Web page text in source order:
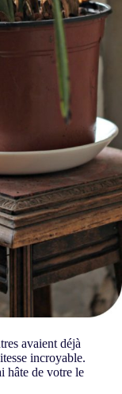
avaient déjà
incroyable.
hâte de votre le
que mes
de contact
qui peut